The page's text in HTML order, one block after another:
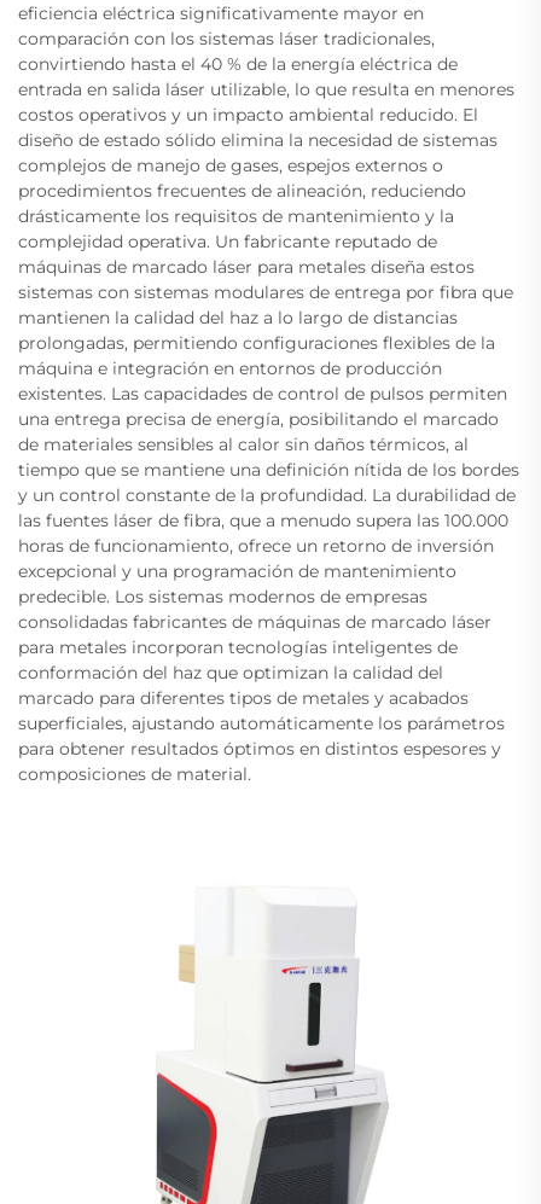
eficiencia eléctrica significativamente mayor en
comparación con los sistemas láser tradicionales,
convirtiendo hasta el 40 % de la energía eléctrica de
entrada en salida láser utilizable, lo que resulta en menores
costos operativos y un impacto ambiental reducido. El
diseño de estado sólido elimina la necesidad de sistemas
complejos de manejo de gases, espejos externos o
procedimientos frecuentes de alineación, reduciendo
drásticamente los requisitos de mantenimiento y la
complejidad operativa. Un fabricante reputado de
máquinas de marcado láser para metales diseña estos
sistemas con sistemas modulares de entrega por fibra que
mantienen la calidad del haz a lo largo de distancias
prolongadas, permitiendo configuraciones flexibles de la
máquina e integración en entornos de producción
existentes. Las capacidades de control de pulsos permiten
una entrega precisa de energía, posibilitando el marcado
de materiales sensibles al calor sin daños térmicos, al
tiempo que se mantiene una definición nítida de los bordes
y un control constante de la profundidad. La durabilidad de
las fuentes láser de fibra, que a menudo supera las 100.000
horas de funcionamiento, ofrece un retorno de inversión
excepcional y una programación de mantenimiento
predecible. Los sistemas modernos de empresas
consolidadas fabricantes de máquinas de marcado láser
para metales incorporan tecnologías inteligentes de
conformación del haz que optimizan la calidad del
marcado para diferentes tipos de metales y acabados
superficiales, ajustando automáticamente los parámetros
para obtener resultados óptimos en distintos espesores y
composiciones de material.